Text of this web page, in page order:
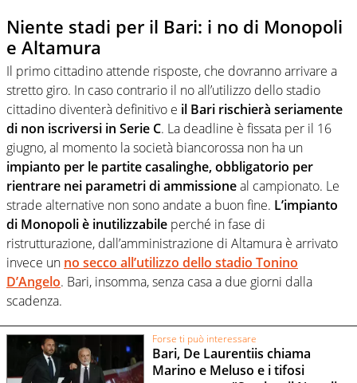
Niente stadi per il Bari: i no di Monopoli
e Altamura
Il primo cittadino attende risposte, che dovranno arrivare a
stretto giro. In caso contrario il no all’utilizzo dello stadio
cittadino diventerà definitivo e il Bari rischierà seriamente
di non iscriversi in Serie C. La deadline è fissata per il 16
giugno, al momento la società biancorossa non ha un
impianto per le partite casalinghe, obbligatorio per
rientrare nei parametri di ammissioneal campionato. Le
strade alternative non sono andate a buon fine. L’impianto
di Monopoli è inutilizzabile perché in fase di
ristrutturazione, dall’amministrazione di Altamura è arrivato
invece un no secco all’utilizzo dello stadio Tonino
D’Angelo. Bari, insomma, senza casa a due giorni dalla
scadenza.
Forse ti può interessare
Bari, De Laurentiis chiama
Marino e Meluso e i tifosi